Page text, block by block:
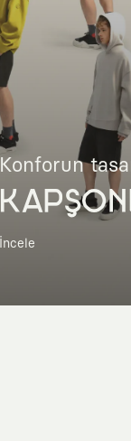
Konforun
İncele